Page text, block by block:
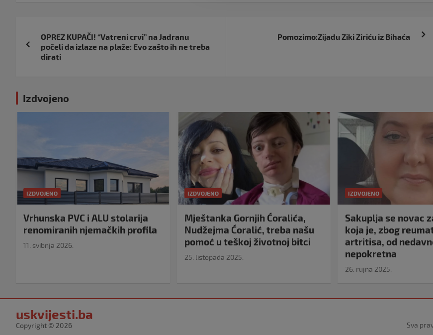
objava
OPREZ KUPAČI! “Vatreni crvi” na Jadranu
počeli da izlaze na plaže: Evo zašto ih ne treba
dirati
Pomozimo:Zijadu Ziki Ziriću iz Bihaća
Izdvojeno
IZDVOJENO
Vrhunska PVC i ALU stolarija
renomiranih njemačkih profila
11. svibnja 2026.
IZDVOJENO
Mještanka Gornjih Ćoralića,
Nudžejma Ćoralić, treba našu
pomoć u teškoj životnoj bitci
25. listopada 2025.
IZDVOJENO
Sakuplja se novac
koja je, zbog
artritisa, od
nepokretna
26. rujna 2025.
uskvijesti.ba
Copyright © 2026
Sva